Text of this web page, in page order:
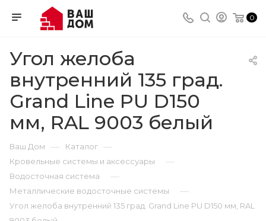
0
Угол желоба
внутренний 135 град.
Grand Line PU D150
мм, RAL 9003 белый
Ваш Дом — Каталог —
Кровельные системы и аксессуары —
Водосточная система —
Металлические водосточные системы —
Угол желоба внутренний 135 град. Grand Line PU D150 мм, RAL